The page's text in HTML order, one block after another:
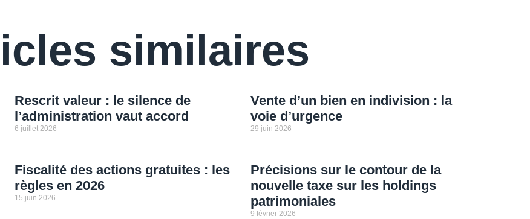
similaires
Rescrit valeur : le silence de
l’administration vaut accord
6 juillet 2026
Vente d’un bien en indivision : la
voie d’urgence
29 juin 2026
Fiscalité des actions gratuites : les
règles en 2026
15 juin 2026
Précisions sur le contour de la
nouvelle taxe sur les holdings
patrimoniales
9 février 2026